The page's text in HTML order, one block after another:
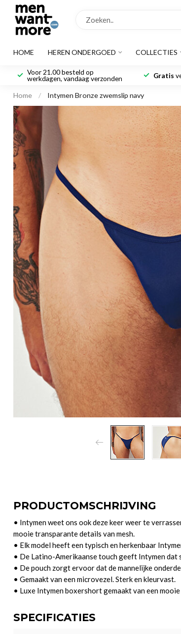
HOME HEREN ONDERGOED COLLECTIES
Voor 21.00 besteld op
werkdagen, vandaag verzonden Gratis
Home / Intymen Bronze zwemslip navy
PRODUCTOMSCHRIJVING
• Intymen weet ons ook deze keer weer te
mooie transparante details van mesh.
• Elk model heeft een typisch en herkenbaar
• De Latino-Amerikaanse touch geeft Intymen dat
• De pouch zorgt ervoor dat de mannelijke
• Gemaakt van een microvezel. Sterk en kleurvast.
• Luxe Intymen boxershort gemaakt van een
SPECIFICATIES